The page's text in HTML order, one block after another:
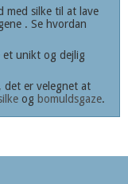
med silke til at lave
. Se hvordan
et unikt og dejlig
det er velegnet at
og bomuldsgaze.